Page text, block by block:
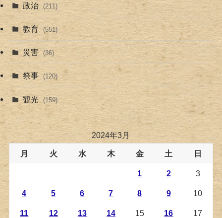
政治 (211)
教育 (551)
災害 (36)
祭事 (120)
観光 (159)
2024年3月
月 火 水 木 金 土 日
1 2 3
4 5 6 7 8 9 10
11 12 13 14 15 16 17